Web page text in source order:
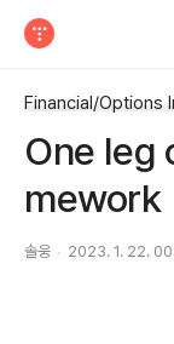
Financial/Options
One leg
mework
솔웅 2023. 1. 22.